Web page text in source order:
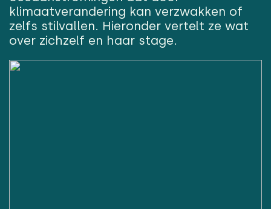
klimaatverandering kan verzwakken of
zelfs stilvallen. Hieronder vertelt ze wat
over zichzelf en haar stage.